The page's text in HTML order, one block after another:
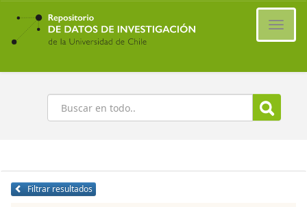
Ir
contenido
principal
Buscar
Filtrar resultados